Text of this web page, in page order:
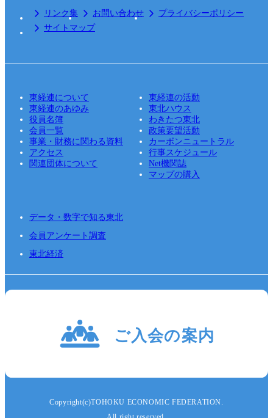
リンク集 お問い合わせ
プライバシーポリシー
サイトマップ
東経連について
東経連の活動
東経連のあゆみ
東北ハウス
役員名簿
わきたつ東北
会員一覧
政策要望活動
事業・財務に関わる資料
カーボンニュートラル
アクセス
行事スケジュール
関連団体について
Net機関誌
マップの購入
データ・数字で知る東北
会員アンケート調査
東北経済
Copyright(c)TOHOKU ECONOMIC FEDERATION.